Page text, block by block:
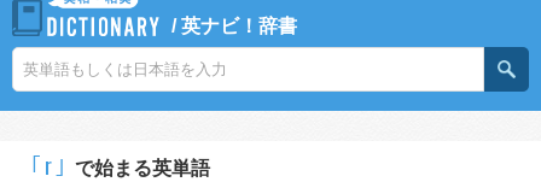
/英ナビ！辞書
｢r｣ で始まる英単語